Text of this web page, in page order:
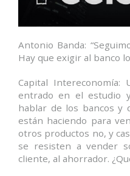
Antonio Banda:
Hay que exigir al banco
Capital
entrado en el estudio
hablar de los bancos y
están haciendo para
otros productos no, y
se resisten a vender
cliente, al ahorrador.